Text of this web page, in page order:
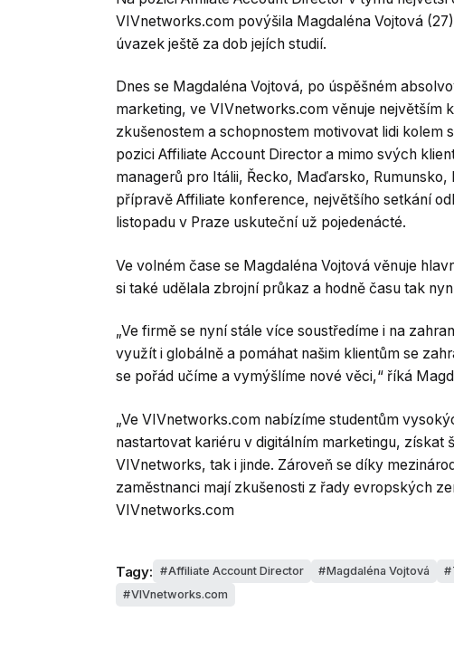
VIVnetworks.com povýšila Magdaléna Vojtová
úvazek ještě za dob jejích studií.
Dnes se Magdaléna Vojtová, po úspěšném
marketing, ve VIVnetworks.com věnuje největším
zkušenostem a schopnostem motivovat lidi
pozici Affiliate Account Director a mimo svých
managerů pro Itálii, Řecko, Maďarsko,
přípravě Affiliate konference, největšího setkání
listopadu v Praze uskuteční už pojedenácté.
Ve volném čase se Magdaléna Vojtová věnuje
si také udělala zbrojní průkaz a hodně času tak
„Ve firmě se nyní stále více soustředíme i na
využít i globálně a pomáhat našim klientům se
se pořád učíme a vymýšlíme nové věci,“ říká
„Ve VIVnetworks.com nabízíme studentům
nastartovat kariéru v digitálním marketingu, získat
VIVnetworks, tak i jinde. Zároveň se díky
zaměstnanci mají zkušenosti z řady evropských
VIVnetworks.com
Tagy: Affiliate Account Director Magdaléna Vojtová
VIVnetworks.com